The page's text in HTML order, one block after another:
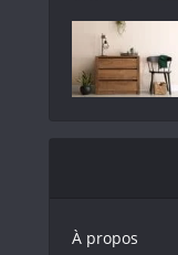
À propos